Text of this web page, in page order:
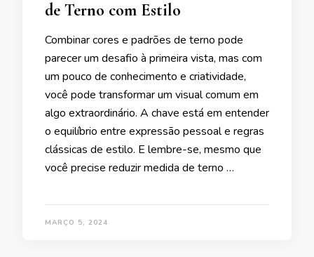
de Terno com Estilo
Combinar cores e padrões de terno pode
parecer um desafio à primeira vista, mas com
um pouco de conhecimento e criatividade,
você pode transformar um visual comum em
algo extraordinário. A chave está em entender
o equilíbrio entre expressão pessoal e regras
clássicas de estilo. E lembre-se, mesmo que
você precise reduzir medida de terno …
MARÇO 5, 2024